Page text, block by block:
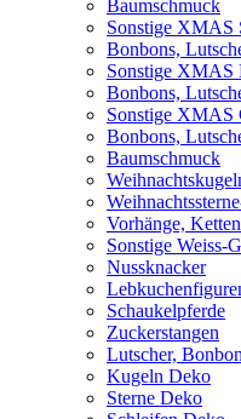
Baumschmuck
Sonstige XMAS
Bonbons,
Sonstige XMAS
Bonbons,
Sonstige XMAS
Bonbons,
Baumschmuck
Vorhänge, Ketten
Sonstige Weiss-
Nussknacker
Schaukelpferde
Zuckerstangen
Lutscher,
Kugeln Deko
Sterne Deko